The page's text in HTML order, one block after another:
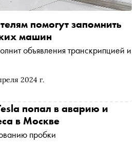
2024 г.
помогут запомнить
машин
объявления транскрипцией и
попал в аварию и
в Москве
пробки